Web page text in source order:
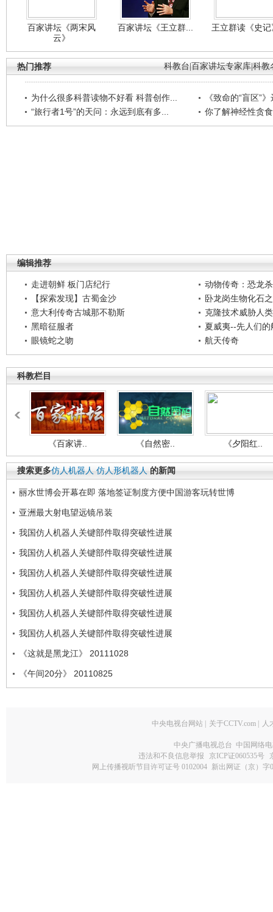
百家讲坛《两宋风
云》
百家讲坛《王立群... 王立群读《史
科教台 百家讲坛专家库 科教
热门推荐
为什么很多科普读物不好看 科普创作...
《致命的“盲区”
“旅行者1号”的天问：永远到底有多...
你了解神经性贪
编辑推荐
走进朝鲜 板门店纪行
动物传奇：恐龙
【探索发现】古蜀金沙
卧龙岗生物化石
意大利传奇古城那不勒斯
克隆技术威胁人
黑暗征服者
夏威夷--先人们的
眼镜蛇之吻
航天传奇
科教栏目
《百家讲.. 《自然密.. 《夕阳红..
搜索更多仿人机器人 仿人形机器人 的新闻
丽水世博会开幕在即 落地签证制度方便中国游客玩转世博
亚洲最大射电望远镜吊装
我国仿人机器人关键部件取得突破性进展
我国仿人机器人关键部件取得突破性进展
我国仿人机器人关键部件取得突破性进展
我国仿人机器人关键部件取得突破性进展
我国仿人机器人关键部件取得突破性进展
我国仿人机器人关键部件取得突破性进展
《这就是黑龙江》 20111028
《午间20分》 20110825
中央电视台网站 | 关于CCTV.com | 人
中央广播电视总台 中国网络
违法和不良信息举报
京ICP证060535号
网上传播视听节目许可证号 0102004 新出网证（京）